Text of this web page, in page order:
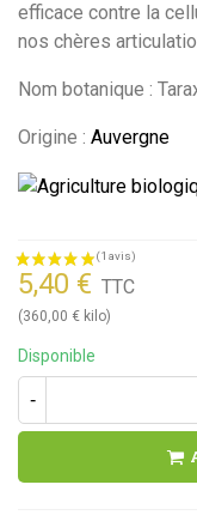
efficace contre la
nos chères
Nom botanique :
Origine : Auvergne
5,40 € TTC
(360,00 € kilo)
Disponible
-